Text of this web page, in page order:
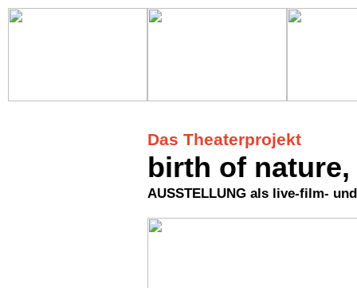
Das Theaterprojekt
birth of
AUSSTELLUNG als live-film-